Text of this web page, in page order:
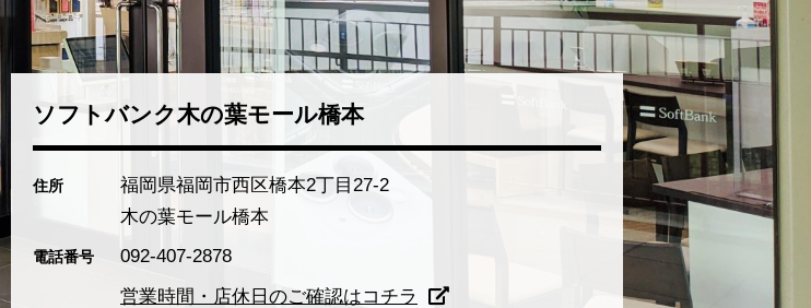
ソフトバンク木の葉モール橋本
住所
福岡県福岡市西区橋本2丁目27-2
木の葉モール橋本
電話番号
092-407-2878
営業時間・店休日のご確認はコチラ